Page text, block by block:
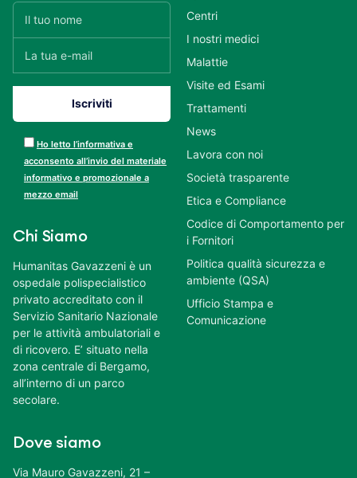
Ho letto l’informativa e
acconsento all’invio del materiale
informativo e promozionale a
mezzo email
Chi Siamo
Humanitas Gavazzeni è un
ospedale polispecialistico
privato accreditato con il
Servizio Sanitario Nazionale
per le attività ambulatoriali e
di ricovero. E’ situato nella
zona centrale di Bergamo,
all’interno di un parco
secolare.
Dove siamo
Via Mauro Gavazzeni, 21 –
Centri
I nostri medici
Malattie
Visite ed Esami
Trattamenti
News
Lavora con noi
Società trasparente
Etica e Compliance
Codice di Comportamento per
i Fornitori
Politica qualità sicurezza e
ambiente (QSA)
Ufficio Stampa e
Comunicazione